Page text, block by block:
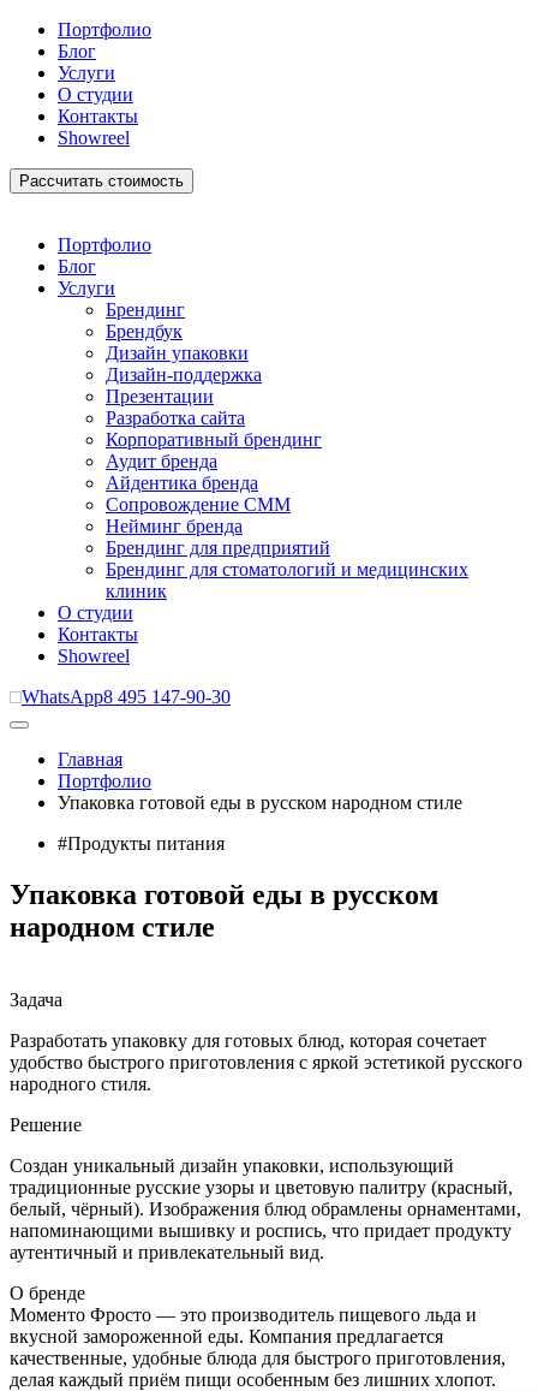
Портфолио
Блог
Услуги
О студии
Контакты
Showreel
Рассчитать стоимость
Портфолио
Блог
Услуги
Брендинг
Брендбук
Дизайн упаковки
Дизайн-поддержка
Презентации
Разработка сайта
Корпоративный брендинг
Аудит бренда
Айдентика бренда
Сопровождение СММ
Нейминг бренда
Брендинг для предприятий
Брендинг для стоматологий и медицинских
клиник
О студии
Контакты
Showreel
WhatsApp8 495 147-90-30
Главная
Портфолио
Упаковка готовой еды в русском народном стиле
#Продукты питания
Упаковка готовой еды в русском
народном стиле
Задача
Разработать упаковку для готовых блюд, которая сочетает
удобство быстрого приготовления с яркой эстетикой русского
народного стиля.
Решение
Создан уникальный дизайн упаковки, использующий
традиционные русские узоры и цветовую палитру (красный,
белый, чёрный). Изображения блюд обрамлены орнаментами,
напоминающими вышивку и роспись, что придает продукту
аутентичный и привлекательный вид.
О бренде
Моменто Фросто — это производитель пищевого льда и
вкусной замороженной еды. Компания предлагается
качественные, удобные блюда для быстрого приготовления,
делая каждый приём пищи особенным без лишних хлопот.